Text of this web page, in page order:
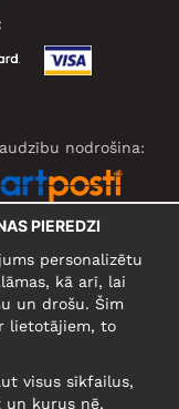
nodrošina:
PIEREDZI
personalizētu
kā arī, lai
un drošu. Šim
lietotājiem, to
visus sīkfailus,
un kurus nē,